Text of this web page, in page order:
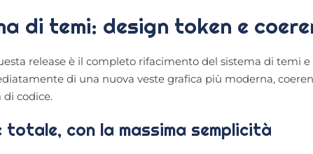
di temi: design token e
release è il completo rifacimento del sistema di temi
di una nuova veste grafica più moderna,
codice.
totale, con la massima semplicità